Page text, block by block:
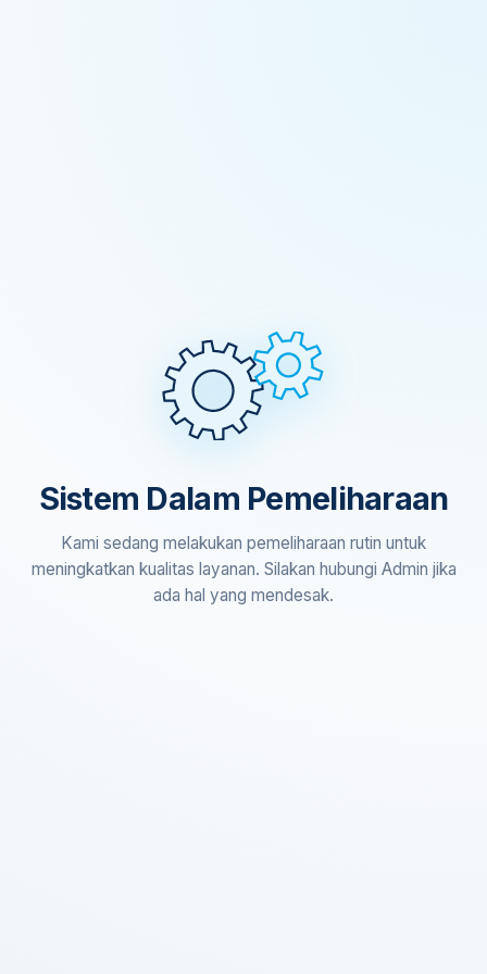
Sistem Dalam Pemeliharaan
Kami sedang melakukan pemeliharaan rutin untuk
meningkatkan kualitas layanan. Silakan hubungi Admin jika
ada hal yang mendesak.